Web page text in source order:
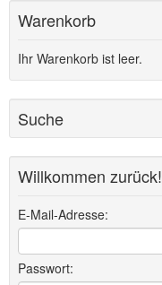
Warenkorb
Ihr Warenkorb ist leer.
Suche
Willkommen zurück!
E-Mail-Adresse:
Passwort: